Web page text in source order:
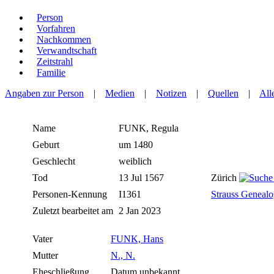
Person
Vorfahren
Nachkommen
Verwandtschaft
Zeitstrahl
Familie
Angaben zur Person | Medien | Notizen | Quellen |
Name FUNK, Regula
Geburt
um 1480
Geschlecht
weiblich
Tod
13 Jul 1567
Zürich
Personen-Kennung
I1361
Strauss
Zuletzt bearbeitet am 2 Jan 2023
Vater
FUNK, Hans
Mutter
N., N.
Eheschließung
Datum unbekannt